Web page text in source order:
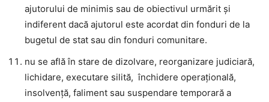
ajutorului de minimis sau de obiectivul urmărit și
indiferent dacă ajutorul este acordat din fonduri de la
bugetul de stat sau din fonduri comunitare.
nu se află în stare de dizolvare, reorganizare judiciară,
lichidare, executare silită, închidere operațională,
insolvență, faliment sau suspendare temporară a